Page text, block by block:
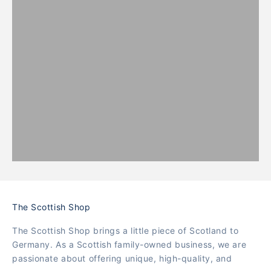
The Scottish Shop
The Scottish Shop brings a little piece of Scotland to
Germany. As a Scottish family-owned business, we are
passionate about offering unique, high-quality, and